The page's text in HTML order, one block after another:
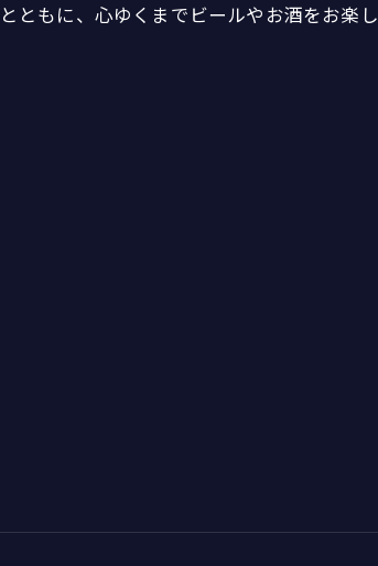
ともに、心ゆくまでビールやお酒をお楽